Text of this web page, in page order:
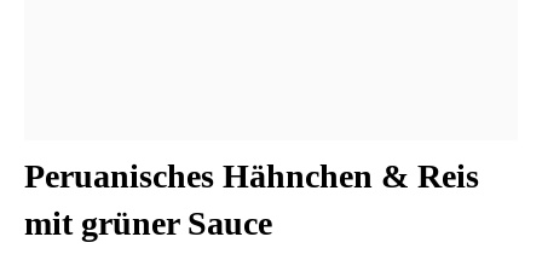
Peruanisches Hähnchen & Reis
mit grüner Sauce